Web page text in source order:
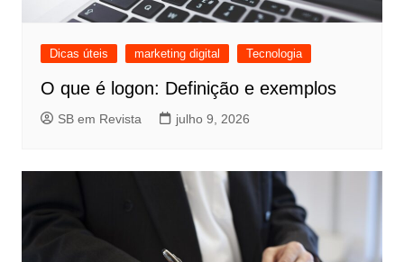
Dicas úteis marketing digital Tecnologia
O que é logon: Definição e exemplos
SB em Revista julho 9, 2026